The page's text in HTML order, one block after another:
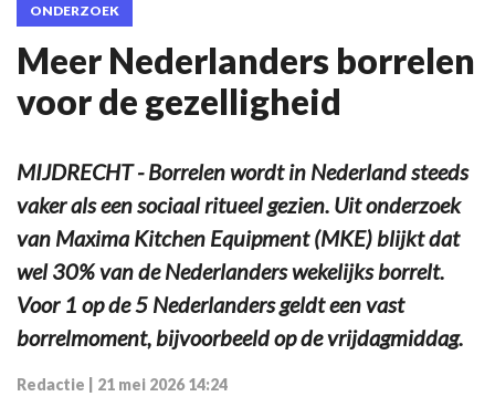
ONDERZOEK
Meer Nederlanders borrelen
voor de gezelligheid
MIJDRECHT - Borrelen wordt in Nederland steeds
vaker als een sociaal ritueel gezien. Uit onderzoek
van Maxima Kitchen Equipment (MKE) blijkt dat
wel 30% van de Nederlanders wekelijks borrelt.
Voor 1 op de 5 Nederlanders geldt een vast
borrelmoment, bijvoorbeeld op de vrijdagmiddag.
Redactie 21 mei 2026 14:24